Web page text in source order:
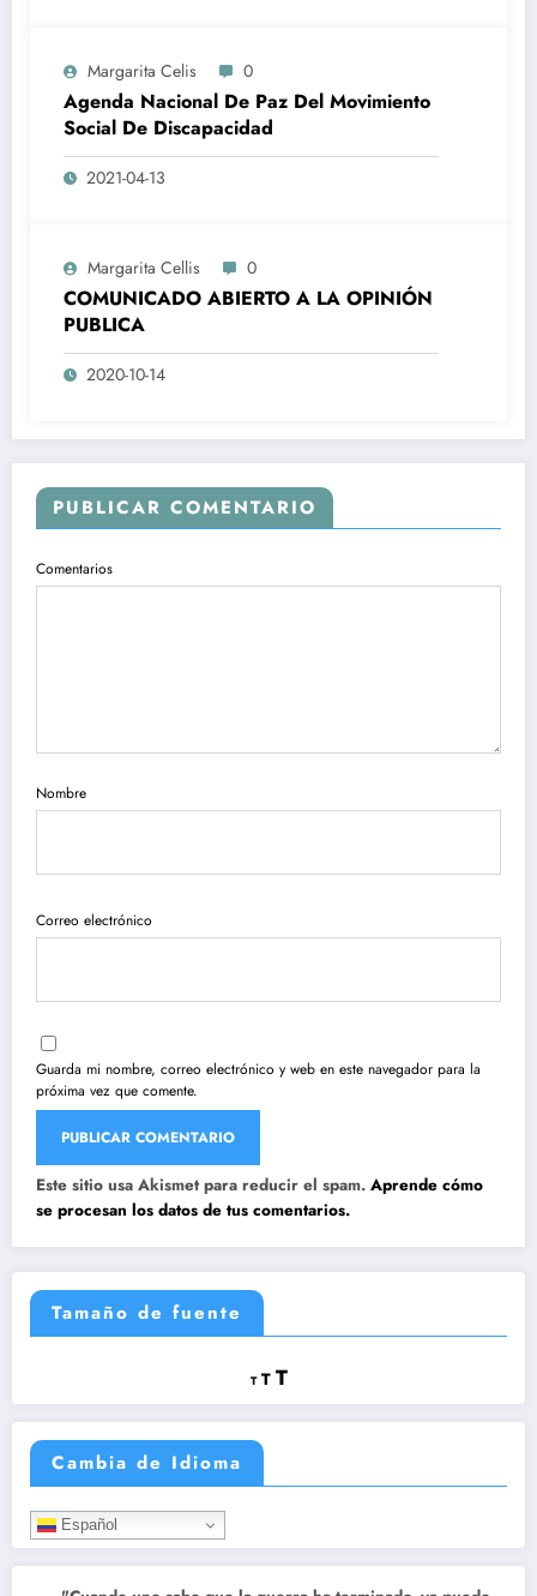
Tamaño de fuente
T
Reducir
tamaño
de
fuente.
TRestablecer
de
TAumentar
tamaño
fuente.
Cambia de Idioma
Español
Margarita Celis 0
Agenda Nacional De Paz Del Movimiento
Social De Discapacidad
2021-04-13
Margarita Cellis 0
COMUNICADO ABIERTO A LA OPINIÓN
PUBLICA
2020-10-14
PUBLICAR COMENTARIO
Comentarios
Nombre
Correo electrónico
Guarda mi nombre, correo electrónico y web en este navegador para la
próxima vez que comente.
Este sitio usa Akismet para reducir el spam. Aprende cómo
se procesan los datos de tus comentarios.